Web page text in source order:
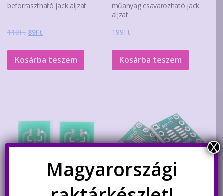
beforrasztható jack aljzat
110Ft Original
was:
110Ft.
89Ft
is:
89Ft.
Kosárba teszem
műanyag csavarozható jack
aljzat
199Ft
Kosárba teszem
Magyarországi
X